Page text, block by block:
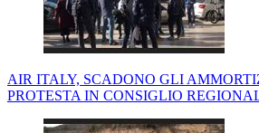
AIR ITALY, SCADONO GLI
PROTESTA IN CONSIGLIO